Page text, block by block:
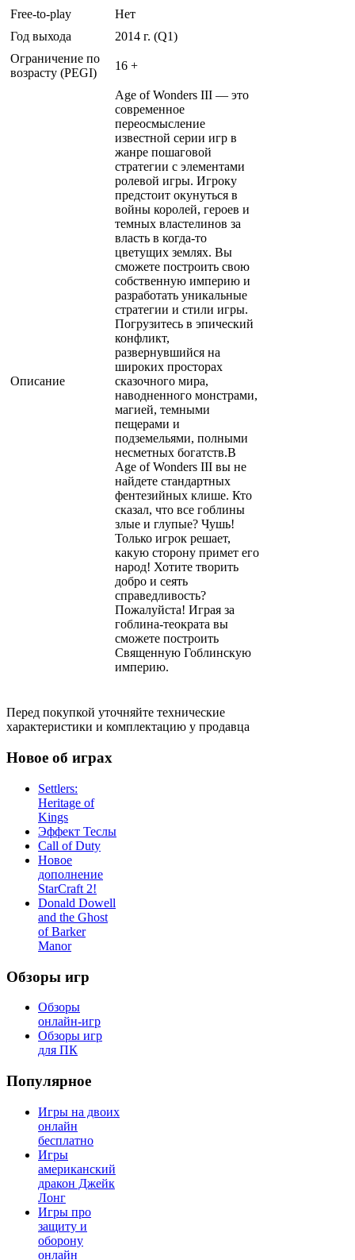
Free-to-play
Нет
Год выхода
2014 г. (Q1)
Ограничение по
возрасту (PEGI)
16 +
Описание
Age of Wonders III — это
современное
переосмысление
известной серии игр в
жанре пошаговой
стратегии с элементами
ролевой игры. Игроку
предстоит окунуться в
войны королей, героев и
темных властелинов за
власть в когда-то
цветущих землях. Вы
сможете построить свою
собственную империю и
разработать уникальные
стратегии и стили игры.
Погрузитесь в эпический
конфликт,
развернувшийся на
широких просторах
сказочного мира,
наводненного монстрами,
магией, темными
пещерами и
подземельями, полными
несметных богатств.В
Age of Wonders III вы не
найдете стандартных
фентезийных клише. Кто
сказал, что все гоблины
злые и глупые? Чушь!
Только игрок решает,
какую сторону примет его
народ! Хотите творить
добро и сеять
справедливость?
Пожалуйста! Играя за
гоблина-теократа вы
сможете построить
Священную Гоблинскую
империю.
Перед покупкой уточняйте технические
характеристики и комплектацию у продавца
Новое об играх
Settlers:
Heritage of
Kings
Эффект Теслы
Call of Duty
Новое
дополнение
StarCraft 2!
Donald Dowell
and the Ghost
of Barker
Manor
Обзоры игр
Обзоры
онлайн-игр
Обзоры игр
для ПК
Популярное
Игры на двоих
онлайн
бесплатно
Игры
американский
дракон Джейк
Лонг
Игры про
защиту и
оборону
онлайн